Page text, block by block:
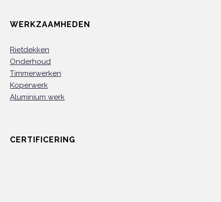
WERKZAAMHEDEN
Rietdekken
Onderhoud
Timmerwerken
Koperwerk
Aluminium werk
CERTIFICERING